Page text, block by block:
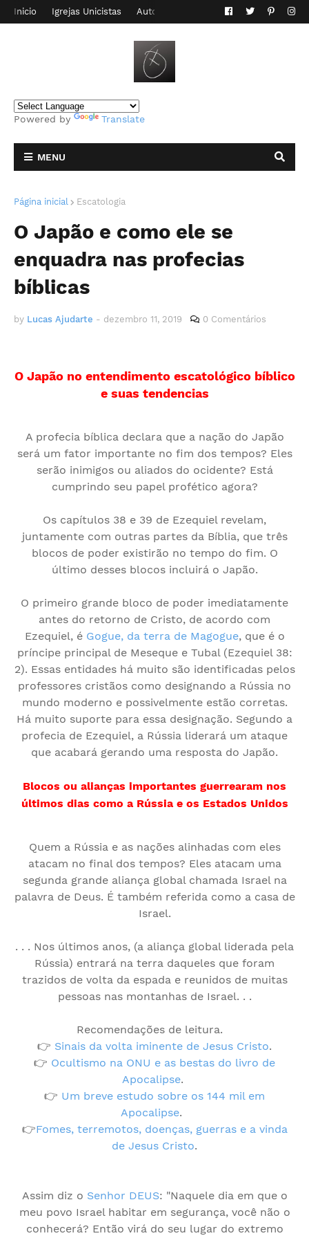
Inicio Igrejas Unicistas Autor do Blog Contato
Powered by Translate
MENU
Página inicial Escatologia
O Japão e como ele se
enquadra nas profecias
bíblicas
by Lucas Ajudarte - dezembro 11, 2019 0 Comentários
O Japão no entendimento escatológico bíblico
e suas tendencias
A profecia bíblica declara que a nação do Japão
será um fator importante no fim dos tempos? Eles
serão inimigos ou aliados do ocidente? Está
cumprindo seu papel profético agora?
Os capítulos 38 e 39 de Ezequiel revelam,
juntamente com outras partes da Bíblia, que três
blocos de poder existirão no tempo do fim. O
último desses blocos incluirá o Japão.
O primeiro grande bloco de poder imediatamente
antes do retorno de Cristo, de acordo com
Ezequiel, é Gogue, da terra de Magogue, que é o
príncipe principal de Meseque e Tubal (Ezequiel 38:
2). Essas entidades há muito são identificadas pelos
professores cristãos como designando a Rússia no
mundo moderno e possivelmente estão corretas.
Há muito suporte para essa designação. Segundo a
profecia de Ezequiel, a Rússia liderará um ataque
que acabará gerando uma resposta do Japão.
Blocos ou alianças importantes guerrearam nos
últimos dias como a Rússia e os Estados Unidos
Quem a Rússia e as nações alinhadas com eles
atacam no final dos tempos? Eles atacam uma
segunda grande aliança global chamada Israel na
palavra de Deus. É também referida como a casa de
Israel.
. . . Nos últimos anos, (a aliança global liderada pela
Rússia) entrará na terra daqueles que foram
trazidos de volta da espada e reunidos de muitas
pessoas nas montanhas de Israel. . .
Recomendações de leitura.
👉 Sinais da volta iminente de Jesus Cristo.
👉 Ocultismo na ONU e as bestas do livro de
Apocalipse.
👉 Um breve estudo sobre os 144 mil em
Apocalipse.
👉Fomes, terremotos, doenças, guerras e a vinda
de Jesus Cristo.
Assim diz o Senhor DEUS: "Naquele dia em que o
meu povo Israel habitar em segurança, você não o
conhecerá? Então virá do seu lugar do extremo